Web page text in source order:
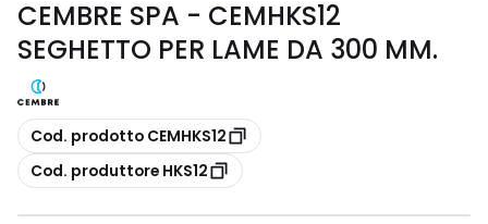
CEMBRE SPA - CEMHKS12
SEGHETTO PER LAME DA 300 MM.
copia
Cod. prodotto CEMHKS12
copia
Cod. produttore HKS12